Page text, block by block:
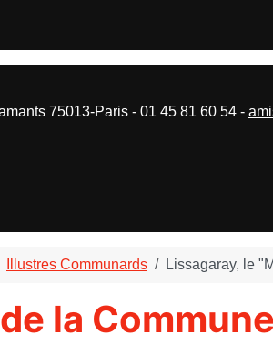
Illustres Communards Lissagaray, le
la
75013-Paris - 01 45 81 60 54 -